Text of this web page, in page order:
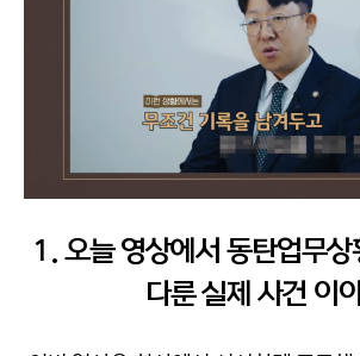
1. 오늘 영상에서 동탄업무
다룬 실제 사건 이